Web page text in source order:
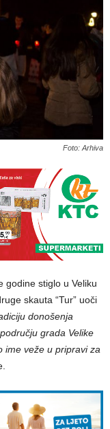
Foto: Arhiva
godine stiglo u Veliku
skauta “Tur” uoči
donošenja
grada Velike
ime veže u pripravi za